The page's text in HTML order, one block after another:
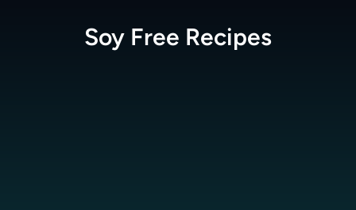
Soy Free Recipes